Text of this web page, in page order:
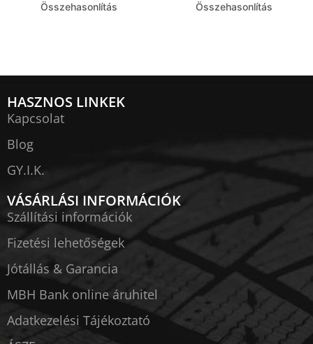
Összehasonlítás Összehasonlítás
HASZNOS LINKEK
Kapcsolat
Blog
GY.I.K.
VÁSÁRLÁSI INFORMÁCIÓK
Szállítási információk
Fizetési lehetőségek
Jótállás & Garancia
MBH Bank online áruhitel
Adatkezelési Tájékoztató